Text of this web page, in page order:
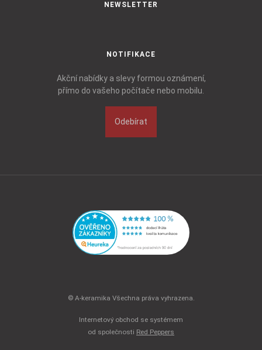
NEWSLETTER
NOTIFIKACE
Akční nabídky a slevy formou oznámení,
přímo do vašeho počítače nebo mobilu.
Odebírat
© A-keramika Všechna práva vyhrazena.
Internetový obchod se systémem
od společnosti Red Peppers